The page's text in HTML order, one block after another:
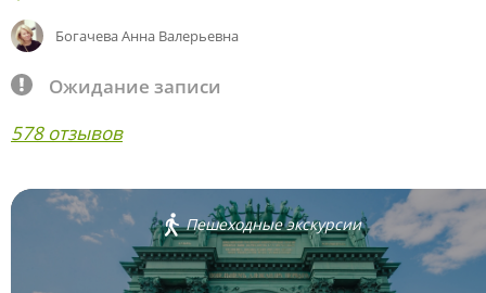
Богачева Анна Валерьевна
Ожидание записи
578 отзывов
Пешеходные экскурсии